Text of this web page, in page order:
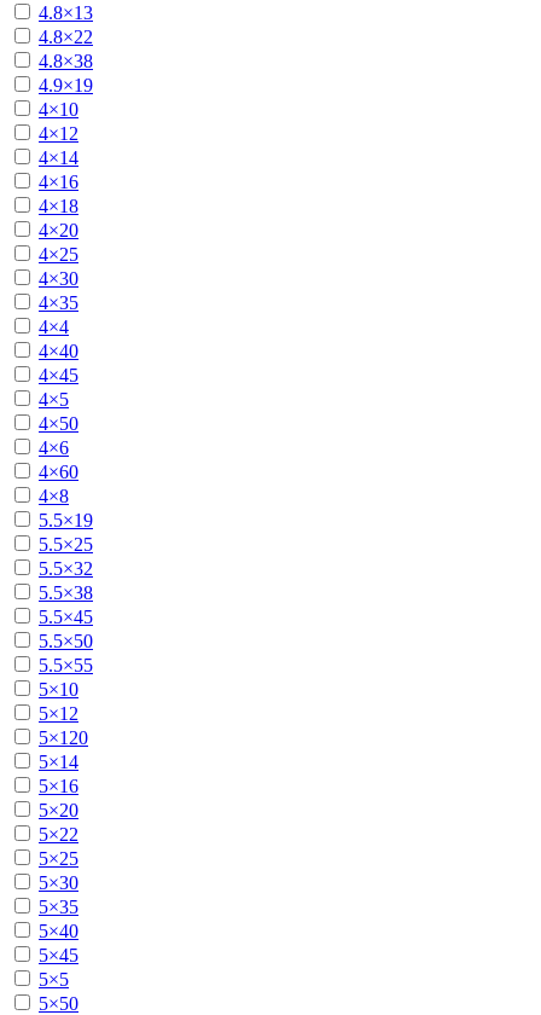
4.8×13
4.8×22
4.8×38
4.9×19
4×10
4×12
4×14
4×16
4×18
4×20
4×25
4×30
4×35
4×4
4×40
4×45
4×5
4×50
4×6
4×60
4×8
5.5×19
5.5×25
5.5×32
5.5×38
5.5×45
5.5×50
5.5×55
5×10
5×12
5×120
5×14
5×16
5×20
5×22
5×25
5×30
5×35
5×40
5×45
5×5
5×50